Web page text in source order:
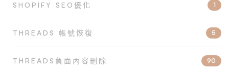
SHOPIFY SEO優化 1
THREADS 帳號恢復 5
THREADS負面內容刪除 90